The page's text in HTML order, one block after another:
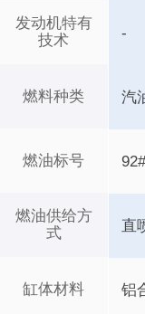
发动机特有
技术
燃料种类
燃油标号
燃油供给方
式
缸体材料
-
汽
92#
直
铝